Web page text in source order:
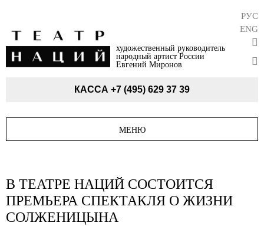
художественный руководитель
народный артист России
Евгений Миронов
РУС
ENG
КАССА +7 (495) 629 37 39
МЕНЮ
В ТЕАТРЕ НАЦИЙ СОСТОИТСЯ
ПРЕМЬЕРА СПЕКТАКЛЯ О ЖИЗНИ
СОЛЖЕНИЦЫНА